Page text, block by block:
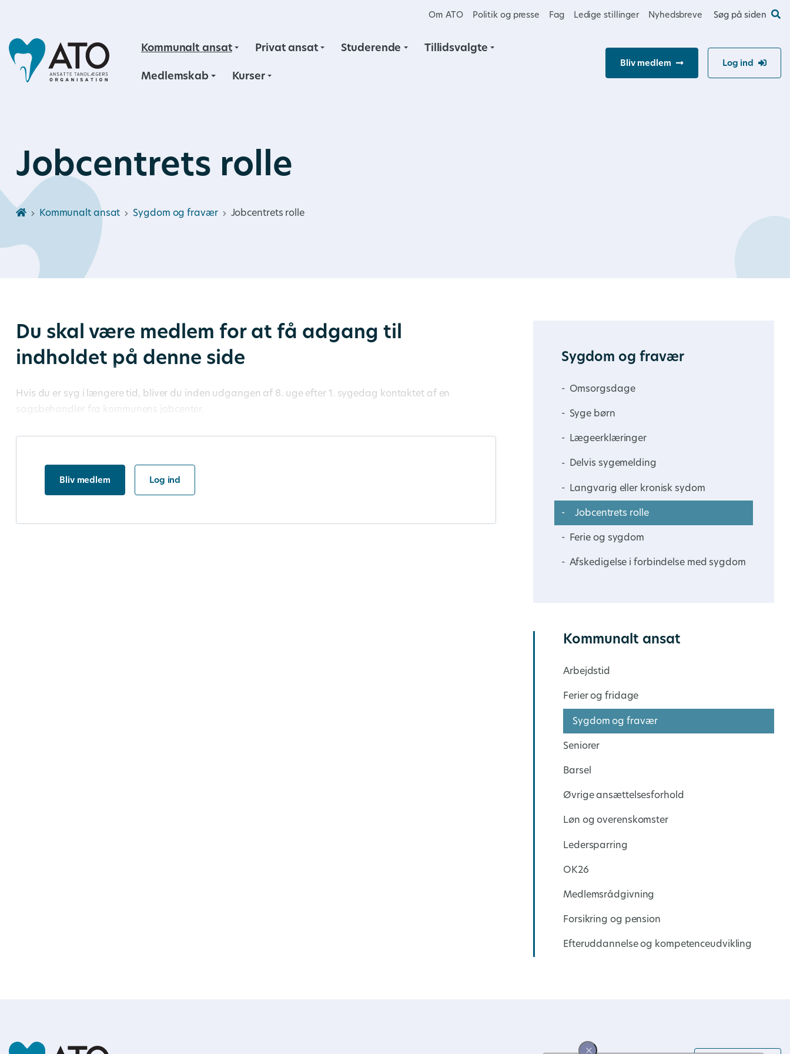
Om ATO Politik og presse Fag Ledige stillinger Nyhedsbreve Søg på siden
Kommunalt ansat Privat ansat Studerende Tillidsvalgte
Medlemskab Kurser
Bliv medlem Log ind
Jobcentrets rolle
Kommunalt ansat Sygdom og fravær Jobcentrets rolle
Du skal være medlem for at få adgang til
indholdet på denne side
Hvis du er syg i længere tid, bliver du inden udgangen af 8. uge efter 1. sygedag kontaktet af en
sagsbehandler fra kommunens jobcenter.
Bliv medlem Log ind
Sygdom og fravær
Omsorgsdage
Syge børn
Lægeerklæringer
Delvis sygemelding
Langvarig eller kronisk sydom
Jobcentrets rolle
Ferie og sygdom
Afskedigelse i forbindelse med sygdom
Kommunalt ansat
Arbejdstid
Ferier og fridage
Sygdom og fravær
Seniorer
Barsel
Øvrige ansættelsesforhold
Løn og overenskomster
Ledersparring
OK26
Medlemsrådgivning
Forsikring og pension
Efteruddannelse og kompetenceudvikling